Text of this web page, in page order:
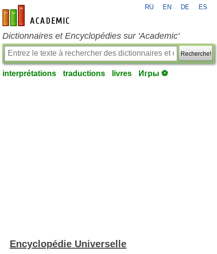
fr-academic.com
RU EN DE ES
Dictionnaires et Encyclopédies sur 'Academic'
Recherche!
interprétations traductions livres Игры ⚽
Encyclopédie Universelle